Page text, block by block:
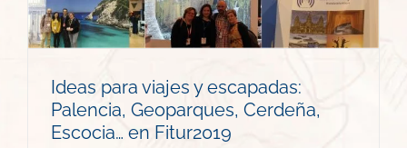
Ideas para viajes y escapadas:
Palencia, Geoparques, Cerdeña,
Escocia… en Fitur2019